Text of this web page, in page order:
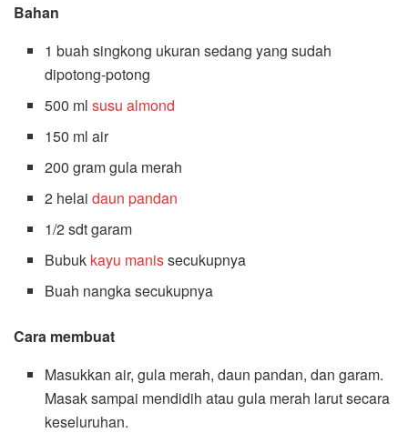
Bahan
1 buah singkong ukuran sedang yang sudah
dipotong-potong
500 mlsusu almond
150 ml air
200 gram gula merah
2 helaidaun pandan
1/2 sdt garam
Bubuk kayu manissecukupnya
Buah nangka secukupnya
Cara membuat
Masukkan air, gula merah, daun pandan, dan garam.
Masak sampai mendidih atau gula merah larut secara
keseluruhan.